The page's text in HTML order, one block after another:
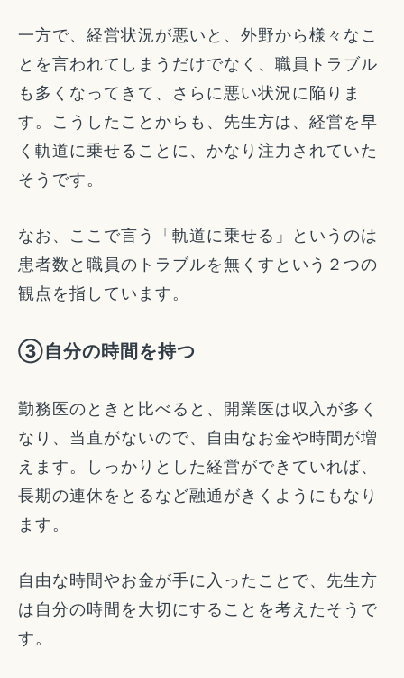
一方で、経営状況が悪いと、外野から様々なこ
とを言われてしまうだけでなく、職員トラブル
も多くなってきて、さらに悪い状況に陥りま
す。こうしたことからも、先生方は、経営を早
く軌道に乗せることに、かなり注力されていた
そうです。
なお、ここで言う「軌道に乗せる」というのは
患者数と職員のトラブルを無くすという２つの
観点を指しています。
③自分の時間を持つ
勤務医のときと比べると、開業医は収入が多く
なり、当直がないので、自由なお金や時間が増
えます。しっかりとした経営ができていれば、
長期の連休をとるなど融通がきくようにもなり
ます。
自由な時間やお金が手に入ったことで、先生方
は自分の時間を大切にすることを考えたそうで
す。